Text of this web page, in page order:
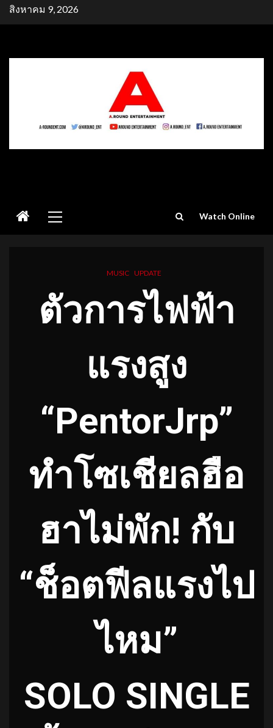
Skipสิงหาคม 9, 2026
Menu
Watch Online
MUSIC UPDATE
ตัวการไฟฟ้า
แรงสูง
“PentorJrp”
ทำโซเชียลฮือ
ฮาไม่พัก! กับ
“ช็อตฟีลแรงไป
ไหม”
SOLO SINGLE